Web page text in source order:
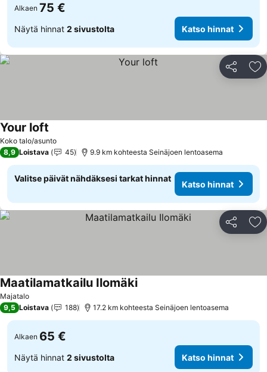
Alkaen 75 €
Näytä hinnat 2 sivustolta Katso hinnat
Jaa
Koko talo/asunto
Your loft
8,9 Loistava 45 9.9 km kohteesta Seinäjoen lentoasema
Valitse päivät nähdäksesi tarkat hinnat
Katso hinnat
Jaa
Majatalo
Maatilamatkailu Ilomäki
9,5 Loistava 188 17.2 km kohteesta Seinäjoen lentoasema
Alkaen 65 €
Näytä hinnat 2 sivustolta Katso hinnat